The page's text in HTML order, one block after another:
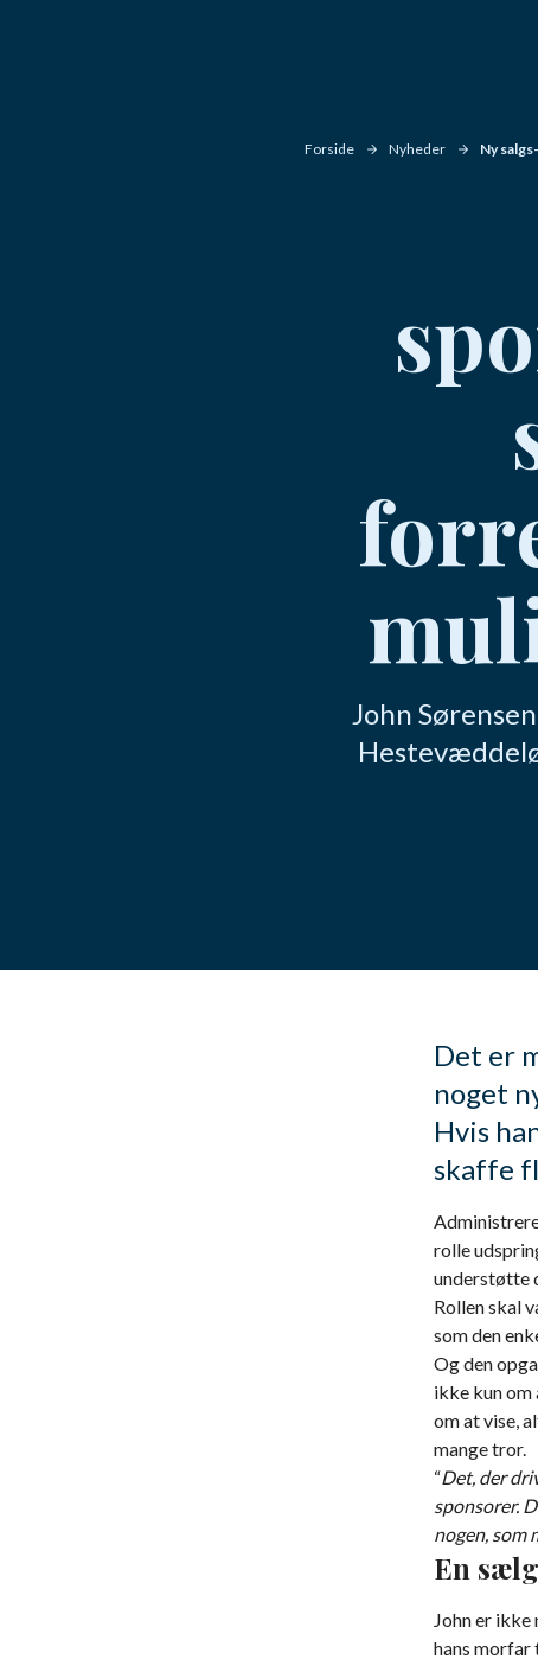
Forside Nyheder Ny
John
Det er
noget
Hvis
skaffe
rolle
understøtte
Rollen skal
som den
Og den
ikke kun om
om at vise,
mange tror.
“Det, der
sponsorer.
nogen, som
En
John er
hans morfar